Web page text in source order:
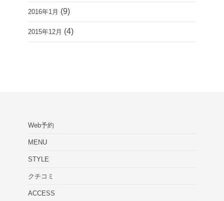
2016年1月 (9)
2015年12月 (4)
Web予約
MENU
STYLE
クチコミ
ACCESS